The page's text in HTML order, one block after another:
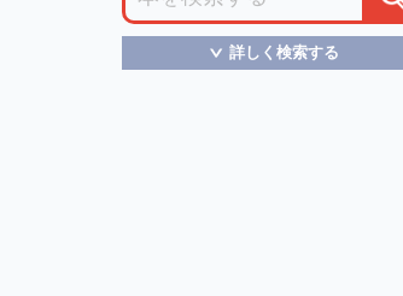
＞詳しく検索する